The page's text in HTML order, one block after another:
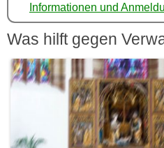
Informationen und
Was hilft gegen